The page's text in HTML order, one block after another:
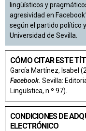
lingüísticos y
agresividad en
según el partido político
Universidad de Sevilla.
CÓMO CITAR ESTE
García Martínez, Isabel
Facebook. Sevilla:
Lingüística, n.º 97).
CONDICIONES DE
ELECTRÓNICO